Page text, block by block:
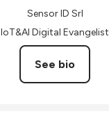
Sensor ID Srl
IoT&AI Digital Evangelist
See bio